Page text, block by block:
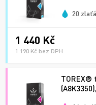
20
1 440 Kč
1 190 Kč bez DPH
TOREX®